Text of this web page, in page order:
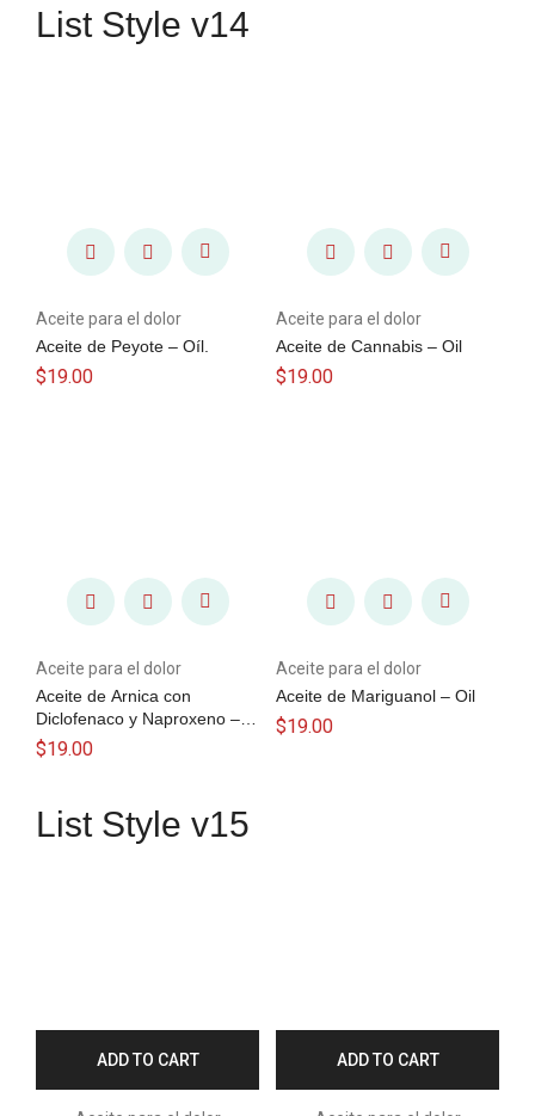
List Style v14
Aceite para el dolor
Aceite de Peyote – Oíl.
$19.00
Aceite para el dolor
Aceite de Cannabis – Oil
$19.00
Aceite para el dolor
Aceite de Arnica con
Diclofenaco y Naproxeno –
Oil
$19.00
Aceite para el dolor
Aceite de Mariguanol – Oil
$19.00
List Style v15
ADD TO CART ADD TO CART